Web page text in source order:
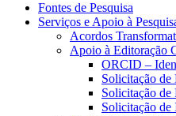
Fontes de Pesquisa
Serviços e Apoio à
Acordos
Apoio à Editoração
ORCID –
Solicitação
Solicitação de
Solicitação